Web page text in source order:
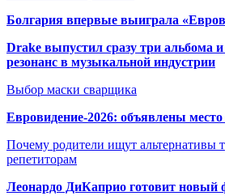
Болгария впервые выиграла
Drake выпустил сразу три альбома
резонанс в музыкальной индустрии
Выбор маски сварщика
Евровидение-2026: объявлены
Почему родители ищут альтернативы
репетиторам
Леонардо ДиКаприо готовит